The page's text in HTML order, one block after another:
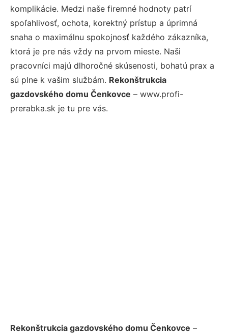
komplikácie. Medzi naše firemné hodnoty patrí
spoľahlivosť, ochota, korektný prístup a úprimná
snaha o maximálnu spokojnosť každého zákazníka,
ktorá je pre nás vždy na prvom mieste. Naši
pracovníci majú dlhoročné skúsenosti, bohatú prax a
sú plne k vašim službám. Rekonštrukcia
gazdovského domu Čenkovce – www.profi-
prerabka.sk je tu pre vás.
Rekonštrukcia gazdovského domu Čenkovce –